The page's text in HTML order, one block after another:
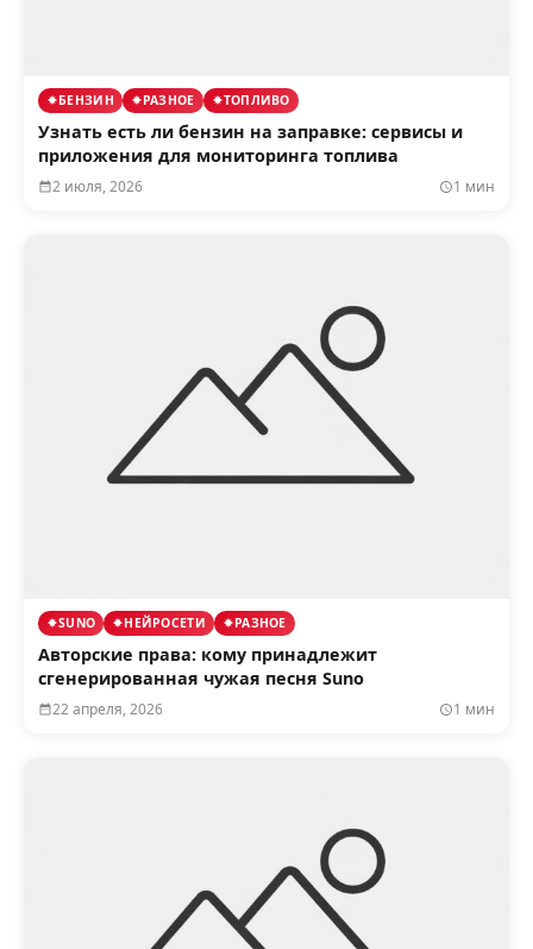
БЕНЗИН РАЗНОЕ ТОПЛИВО
Узнать есть ли бензин на заправке: сервисы и
приложения для мониторинга топлива
2 июля, 2026 1 мин
SUNO НЕЙРОСЕТИ РАЗНОЕ
Авторские права: кому принадлежит
сгенерированная чужая песня Suno
22 апреля, 2026 1 мин